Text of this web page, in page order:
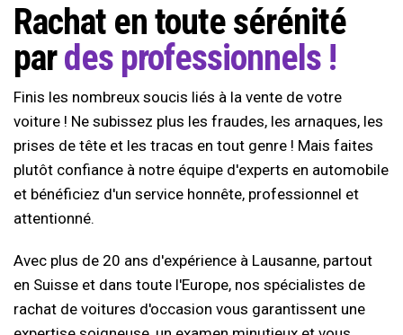
Rachat en toute sérénité
pardes professionnels !
Finis les nombreux soucis liés à la vente de votre
voiture ! Ne subissez plus les fraudes, les arnaques, les
prises de tête et les tracas en tout genre ! Mais faites
plutôt confiance à notre équipe d'experts en automobile
et bénéficiez d'un service honnête, professionnel et
attentionné.
Avec plus de 20 ans d'expérience à Lausanne, partout
en Suisse et dans toute l'Europe, nos spécialistes de
rachat de voitures d'occasion vous garantissent une